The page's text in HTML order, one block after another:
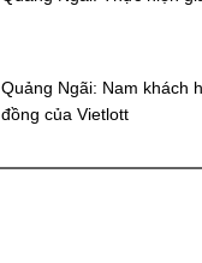
Quảng Ngãi: Nam khách
đồng của Vietlott